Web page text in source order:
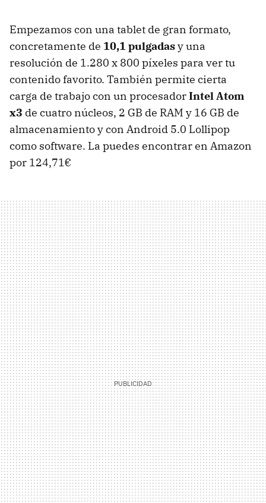
Empezamos con una tablet de gran formato,
concretamente de 10,1 pulgadasy una
resolución de 1.280 x 800 píxeles para ver tu
contenido favorito. También permite cierta
carga de trabajo con un procesadorIntel Atom
x3 de cuatro núcleos, 2 GB de RAM y 16 GB de
almacenamiento y con Android 5.0 Lollipop
como software. La puedes encontrar en Amazon
por 124,71€